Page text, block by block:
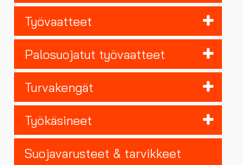
Työvaatteet
Palosuojatut työvaatteet
Turvakengät
Työkäsineet
Suojavarusteet & tarvikkeet